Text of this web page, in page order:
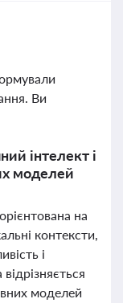
Ви
інтелект і
моделей
на
контексти,
і
моделей